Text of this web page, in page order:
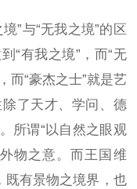
”与“无我之境”的区
“有我之境”，而“无
而“豪杰之士”就是艺
了天才、学问、德
所谓“以自然之眼观
物之意。而王国维
既有景物之境界，也